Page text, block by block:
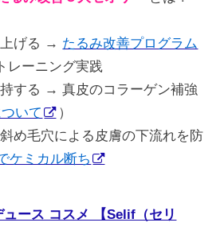
げる → たるみ改善プログラム
レーニング実践
する → 真皮のコラーゲン補強
いて
）
め毛穴による皮膚の下流れを防
ケミカル断ち
ース コスメ 【Selif（セリ